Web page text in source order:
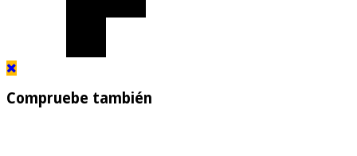
Compruebe también